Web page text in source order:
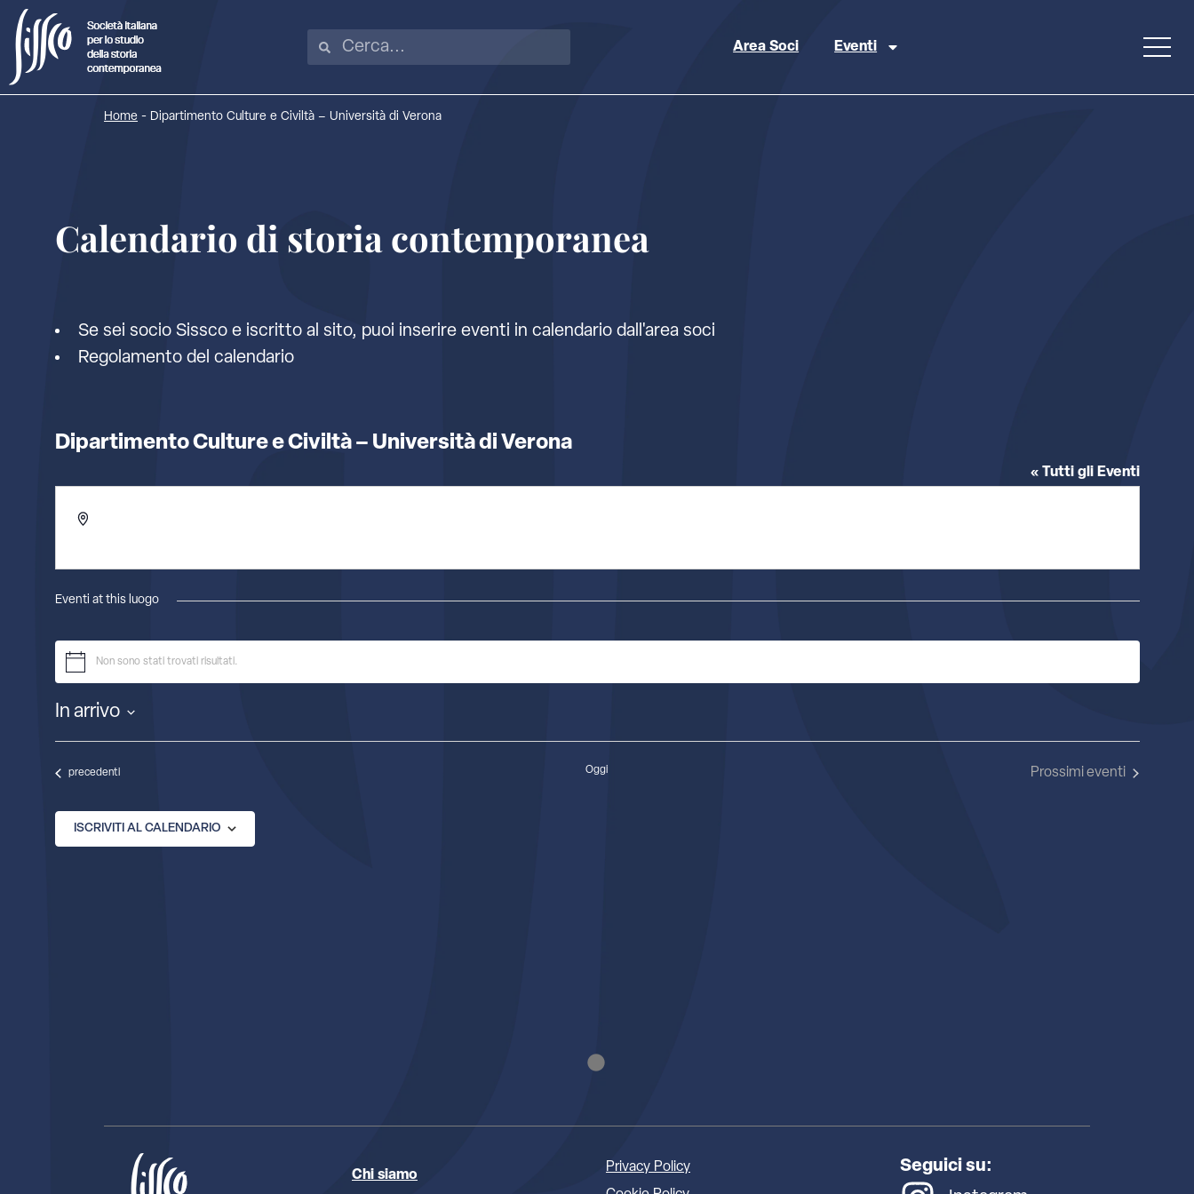
Area Soci Eventi
Home - Dipartimento Culture e Civiltà – Università di Verona
Calendario di storia contemporanea
Se sei socio Sissco e iscritto al sito, puoi inserire eventi in calendario dall'area soci
Regolamento del calendario
Dipartimento Culture e Civiltà – Università di Verona
« Tutti gli Eventi
Indirizzo
Eventi at this luogo
Non sono stati trovati risultati.
In arrivo
data.
Eventi
precedenti Oggi Prossimi eventi
ISCRIVITI AL CALENDARIO
Chi siamo
Privacy Policy
Seguici su: